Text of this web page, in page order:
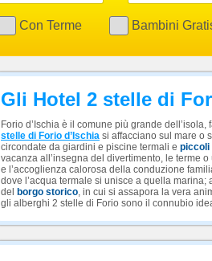
Con Terme Bambini
Gli Hotel 2 stelle di
Forio d’Ischia è il comune più grande
stelle di Forio d’Ischia si affacciano sul mare o
circondate da giardini e piscine termali e piccoli
vacanza all’insegna del divertimento, le terme
e l’accoglienza calorosa della conduzione
dove l’acqua termale si unisce a quella marina;
del
borgo storico, in cui si assapora la vera
gli alberghi 2 stelle di Forio sono il connubio